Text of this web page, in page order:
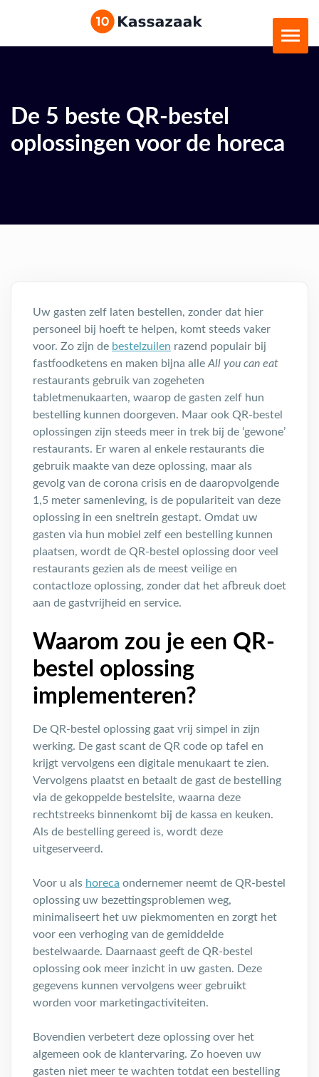
De 5 beste QR-bestel
oplossingen voor de horeca
Uw gasten zelf laten bestellen, zonder dat hier
personeel bij hoeft te helpen, komt steeds vaker
voor. Zo zijn de bestelzuilen razend populair bij
fastfoodketens en maken bijna alle All you can eat
restaurants gebruik van zogeheten
tabletmenukaarten, waarop de gasten zelf hun
bestelling kunnen doorgeven. Maar ook QR-bestel
oplossingen zijn steeds meer in trek bij de ‘gewone’
restaurants. Er waren al enkele restaurants die
gebruik maakte van deze oplossing, maar als
gevolg van de corona crisis en de daaropvolgende
1,5 meter samenleving, is de populariteit van deze
oplossing in een sneltrein gestapt. Omdat uw
gasten via hun mobiel zelf een bestelling kunnen
plaatsen, wordt de QR-bestel oplossing door veel
restaurants gezien als de meest veilige en
contactloze oplossing, zonder dat het afbreuk doet
aan de gastvrijheid en service.
Waarom zou je een QR-
bestel oplossing
implementeren?
De QR-bestel oplossing gaat vrij simpel in zijn
werking. De gast scant de QR code op tafel en
krijgt vervolgens een digitale menukaart te zien.
Vervolgens plaatst en betaalt de gast de bestelling
via de gekoppelde bestelsite, waarna deze
rechtstreeks binnenkomt bij de kassa en keuken.
Als de bestelling gereed is, wordt deze
uitgeserveerd.
Voor u als horeca ondernemer neemt de QR-bestel
oplossing uw bezettingsproblemen weg,
minimaliseert het uw piekmomenten en zorgt het
voor een verhoging van de gemiddelde
bestelwaarde. Daarnaast geeft de QR-bestel
oplossing ook meer inzicht in uw gasten. Deze
gegevens kunnen vervolgens weer gebruikt
worden voor marketingactiviteiten.
Bovendien verbetert deze oplossing over het
algemeen ook de klantervaring. Zo hoeven uw
gasten niet meer te wachten totdat een bestelling